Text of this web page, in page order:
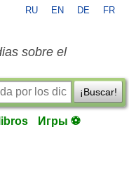
RU EN DE FR
sobre el
¡Buscar!
libros Игры ⚽